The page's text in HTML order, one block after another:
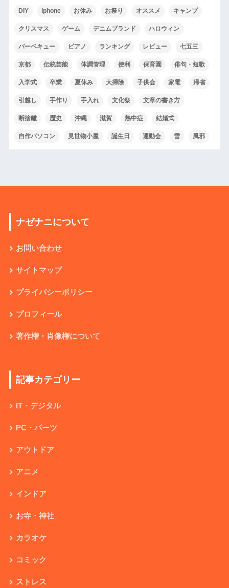
DIY iphone お休み お祭り オススメ キャンプ
クリスマス ゲーム デニムブランド ハロウィン
バーベキュー ピアノ ランキング レビュー 七五三
京都 伝統芸能 体調管理 便利 保育園 俳句・短歌
入学式 卒業 夏休み 大掃除 子供会 家電 帰省
引越し 手作り 手入れ 文化祭 文章の書き方
断捨離 歴史 沖縄 滋賀 熱中症 結婚式
自作パソコン 見世物小屋 誕生日 運動会 雪 風邪
ナゼナニについて
お問い合わせ
サイトマップ
プライバシーポリシー
プロフィール
著作権・肖像権について
記事カテゴリー
IT・デジタル
PC・パーツ
アウトドア
アニメ
インドア
お寺・神社
カラオケ
コミック
ストレス